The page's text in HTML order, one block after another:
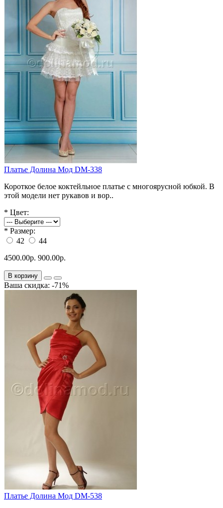
Платье Долина Мод DM-338
Короткое белое коктейльное платье с многоярусной юбкой. В
этой модели нет рукавов и вор..
* Цвет:
* Размер:
42
44
4500.00р. 900.00р.
В корзину
Ваша скидка: -71%
Платье Долина Мод DM-538